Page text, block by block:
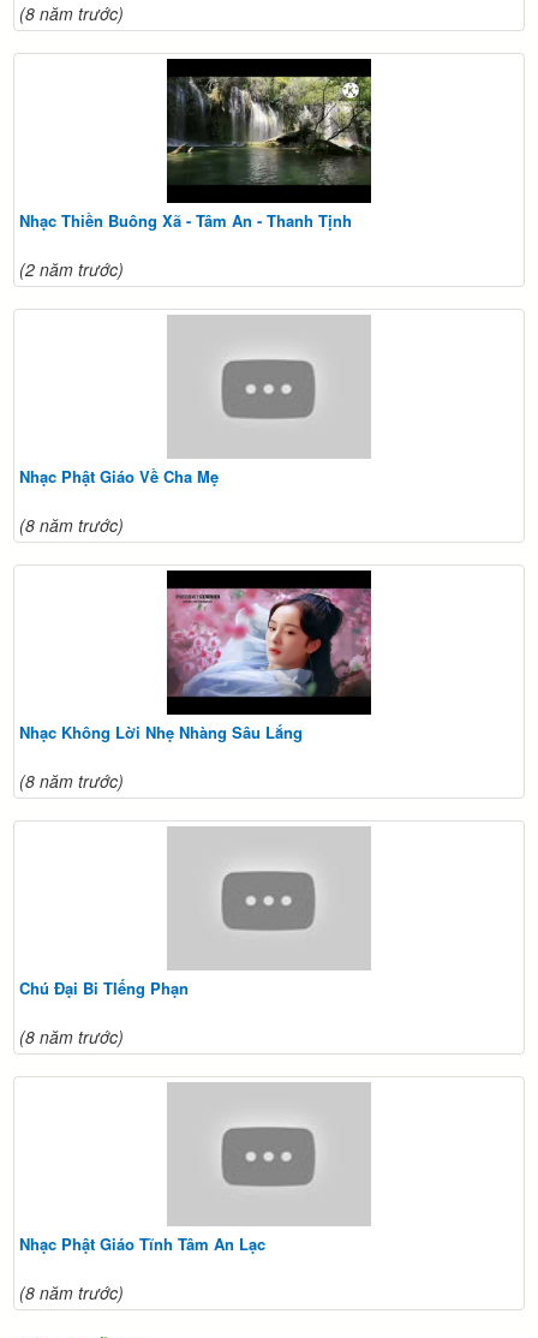
(8 năm trước)
Nhạc Thiền Buông Xã - Tâm An - Thanh Tịnh
(2 năm trước)
Nhạc Phật Giáo Về Cha Mẹ
(8 năm trước)
Nhạc Không Lời Nhẹ Nhàng Sâu Lắng
(8 năm trước)
Chú Đại Bi TIếng Phạn
(8 năm trước)
Nhạc Phật Giáo Tĩnh Tâm An Lạc
(8 năm trước)